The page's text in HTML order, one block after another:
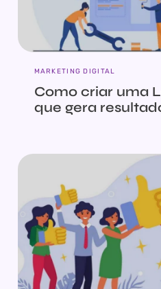
MARKETING DIGITAL
Como criar uma
que gera